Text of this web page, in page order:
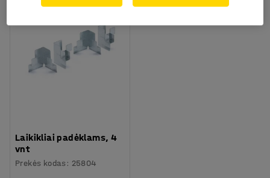
Laikikliai padėklams, 4
vnt
Prekės kodas : 25804